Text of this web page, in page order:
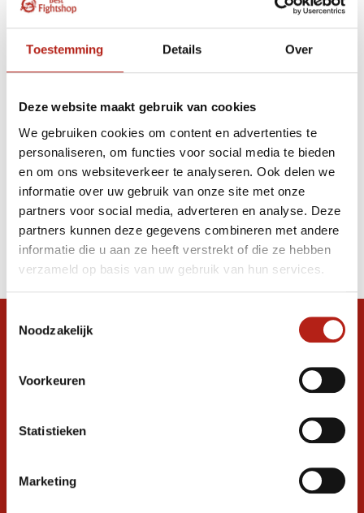
Toestemming Details Over
Deze website maakt gebruik van cookies
We gebruiken cookies om content en advertenties te
personaliseren, om functies voor social media te bieden
en om ons websiteverkeer te analyseren. Ook delen we
informatie over uw gebruik van onze site met onze
partners voor social media, adverteren en analyse. Deze
partners kunnen deze gegevens combineren met andere
informatie die u aan ze heeft verstrekt of die ze hebben
verzameld op basis van uw gebruik van hun services.
Noodzakelijk
Voorkeuren
Statistieken
Marketing
Apply filters
Producten getagd met
AIBA bokshandschoenen
Producten
Filter
Sorteren op
Snel antwoord op je vraag?
graag verder. 24/7
Ontvang de nieuwste aanbiedingen en